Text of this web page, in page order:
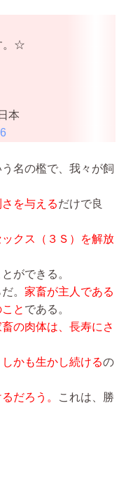
。☆
本
名の檻で、我々が飼
を与えるだけで良
クス（３Ｓ）を解放
ができる。
。 家畜が主人である
と である。
の肉体は、長寿にさ
かも生かし続けるの
だろう。
これは、勝